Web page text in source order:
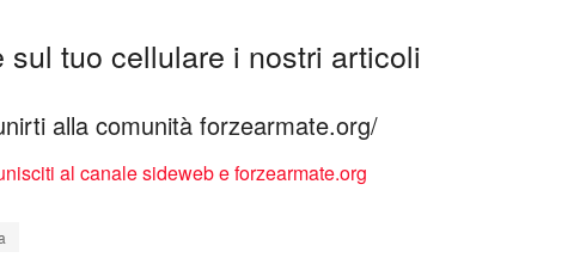
sul tuo cellulare i nostri articoli
alla comunità forzearmate.org/